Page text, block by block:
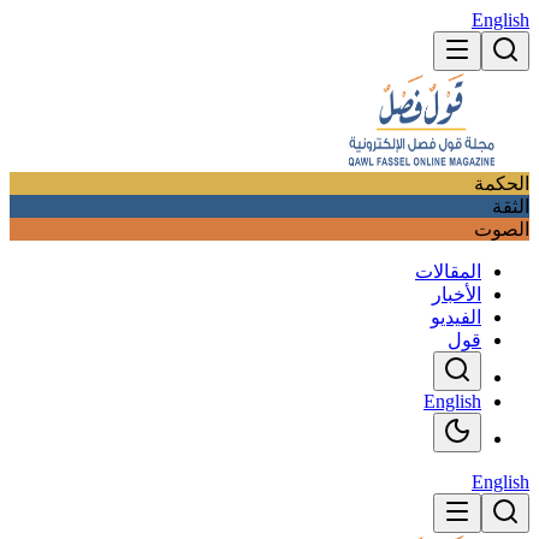
English
الحكمة
الثقة
الصوت
المقالات
الأخبار
الفيديو
قول
English
English